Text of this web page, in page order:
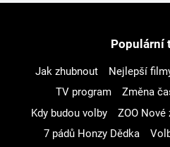
Populární
Jak zhubnout Nejlepší
TV program
Změna
Kdy budou volby
ZOO Nové
7 pádů Honzy Dědka